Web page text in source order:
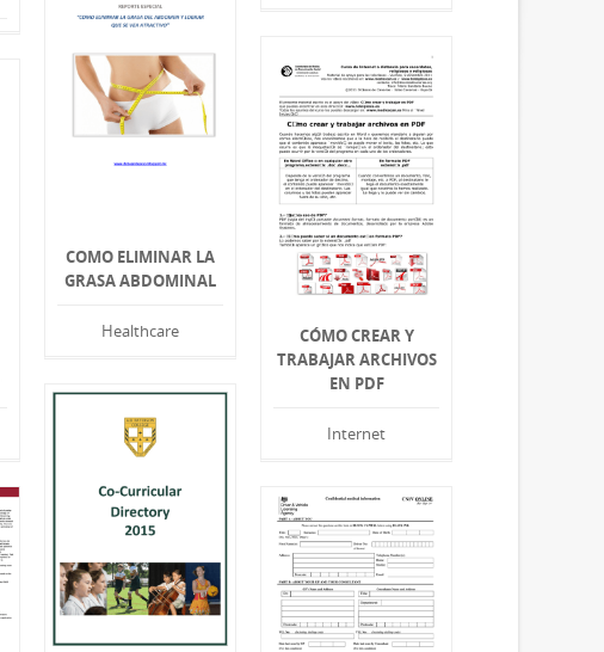
COMO ELIMINAR LA
GRASA ABDOMINAL
Healthcare
CÓMO CREAR Y
TRABAJAR ARCHIVOS
EN PDF
Internet